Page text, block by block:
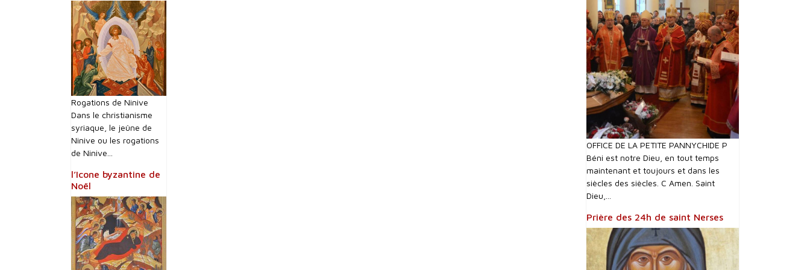
Rogations de Ninive
Dans le christianisme
syriaque, le jeûne de
Ninive ou les rogations
de Ninive...
l’Icone byzantine de
Noël
OFFICE DE LA PETITE PANNYCHIDE P
Béni est notre Dieu, en tout temps
maintenant et toujours et dans les
siècles des siècles. C Amen. Saint
Dieu,...
Prière des 24h de saint Nerses